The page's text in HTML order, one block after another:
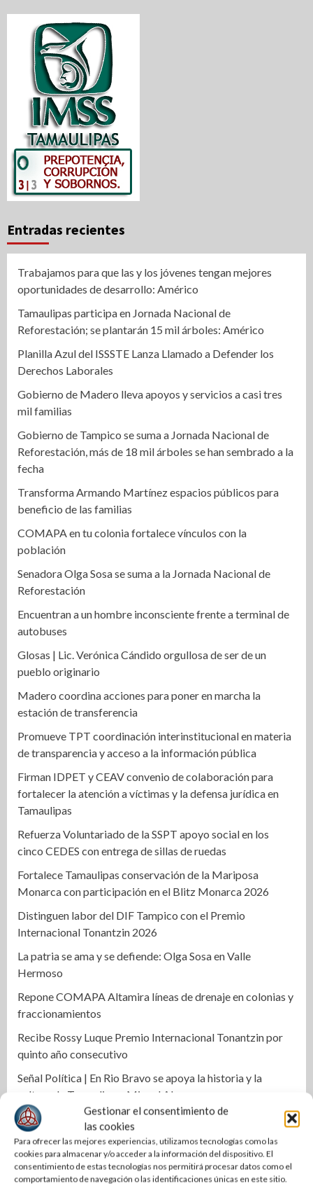
Gestionar el consentimiento de
las cookies
Para ofrecer las mejores experiencias, utilizamos tecnologías como las
cookies para almacenar y/o acceder a la información del dispositivo. El
consentimiento de estas tecnologías nos permitirá procesar datos como el
comportamiento de navegación o las identificaciones únicas en este sitio.
Entradas recientes
Trabajamos para que las y los jóvenes tengan mejores
oportunidades de desarrollo: Américo
Tamaulipas participa en Jornada Nacional de
Reforestación; se plantarán 15 mil árboles: Américo
Planilla Azul del ISSSTE Lanza Llamado a Defender los
Derechos Laborales
Gobierno de Madero lleva apoyos y servicios a casi tres
mil familias
Gobierno de Tampico se suma a Jornada Nacional de
Reforestación, más de 18 mil árboles se han sembrado a la
fecha
Transforma Armando Martínez espacios públicos para
beneficio de las familias
COMAPA en tu colonia fortalece vínculos con la
población
Senadora Olga Sosa se suma a la Jornada Nacional de
Reforestación
Encuentran a un hombre inconsciente frente a terminal de
autobuses
Glosas | Lic. Verónica Cándido orgullosa de ser de un
pueblo originario
Madero coordina acciones para poner en marcha la
estación de transferencia
Promueve TPT coordinación interinstitucional en materia
de transparencia y acceso a la información pública
Firman IDPET y CEAV convenio de colaboración para
fortalecer la atención a víctimas y la defensa jurídica en
Tamaulipas
Refuerza Voluntariado de la SSPT apoyo social en los
cinco CEDES con entrega de sillas de ruedas
Fortalece Tamaulipas conservación de la Mariposa
Monarca con participación en el Blitz Monarca 2026
Distinguen labor del DIF Tampico con el Premio
Internacional Tonantzin 2026
La patria se ama y se defiende: Olga Sosa en Valle
Hermoso
Repone COMAPA Altamira líneas de drenaje en colonias y
fraccionamientos
Recibe Rossy Luque Premio Internacional Tonantzin por
quinto año consecutivo
Señal Política | En Rio Bravo se apoya la historia y la
cultura de Tamaulipas: Miguel Almaraz
Abraham Vargas Hernández se perfila para liderar el
SNTISSSTE en Tamaulipas
Tec Madero estrena símbolo de identidad y orgullo para
su comunidad tecnológica